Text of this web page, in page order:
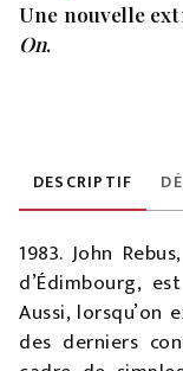
Une nouvelle
On.
DESCRIPTIF
1983. John
d’Édimbourg,
Aussi, lorsqu’on
des derniers